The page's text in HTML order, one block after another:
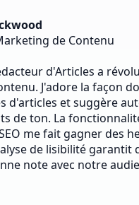
de Contenu
d'Articles a
J'adore la façon
d'articles et suggère
de ton. La
me fait gagner des
de lisibilité garantit
note avec notre